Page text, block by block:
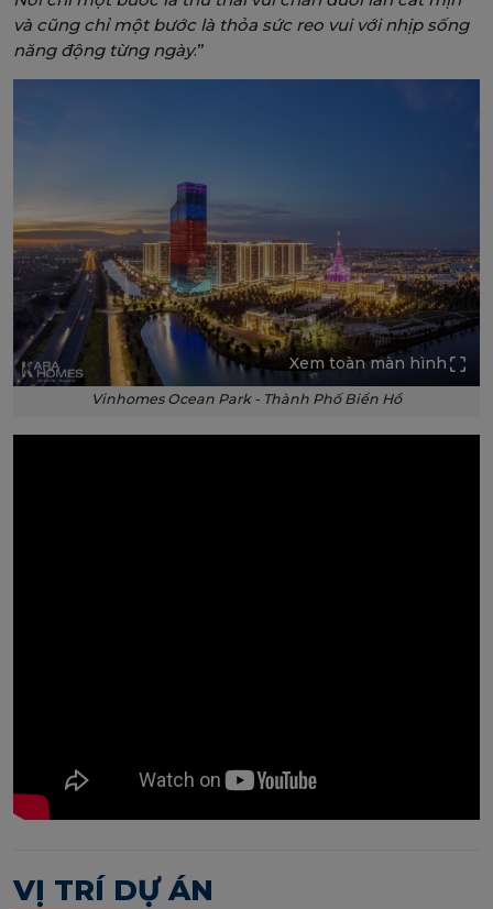
và cũng chỉ một bước là thỏa sức reo vui với nhịp sống
năng động từng ngày.”
Xem toàn màn hình
Vinhomes Ocean Park - Thành Phố Biển Hồ
VỊ TRÍ DỰ ÁN